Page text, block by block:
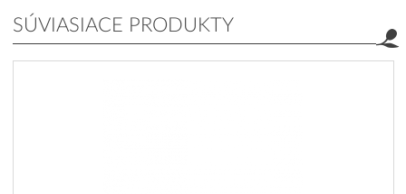
SÚVIASIACE PRODUKTY